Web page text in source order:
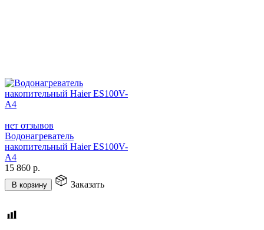
нет отзывов
Водонагреватель
накопительный Haier ES100V-
A4
15 860 р.
В корзину Заказать